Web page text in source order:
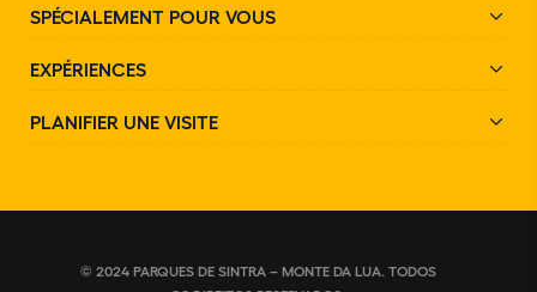
SPÉCIALEMENT POUR VOUS
EXPÉRIENCES
PLANIFIER UNE VISITE
© 2024 PARQUES DE SINTRA – MONTE DA LUA. TODOS